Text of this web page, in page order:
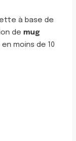
à base de
de mug
moins de 10